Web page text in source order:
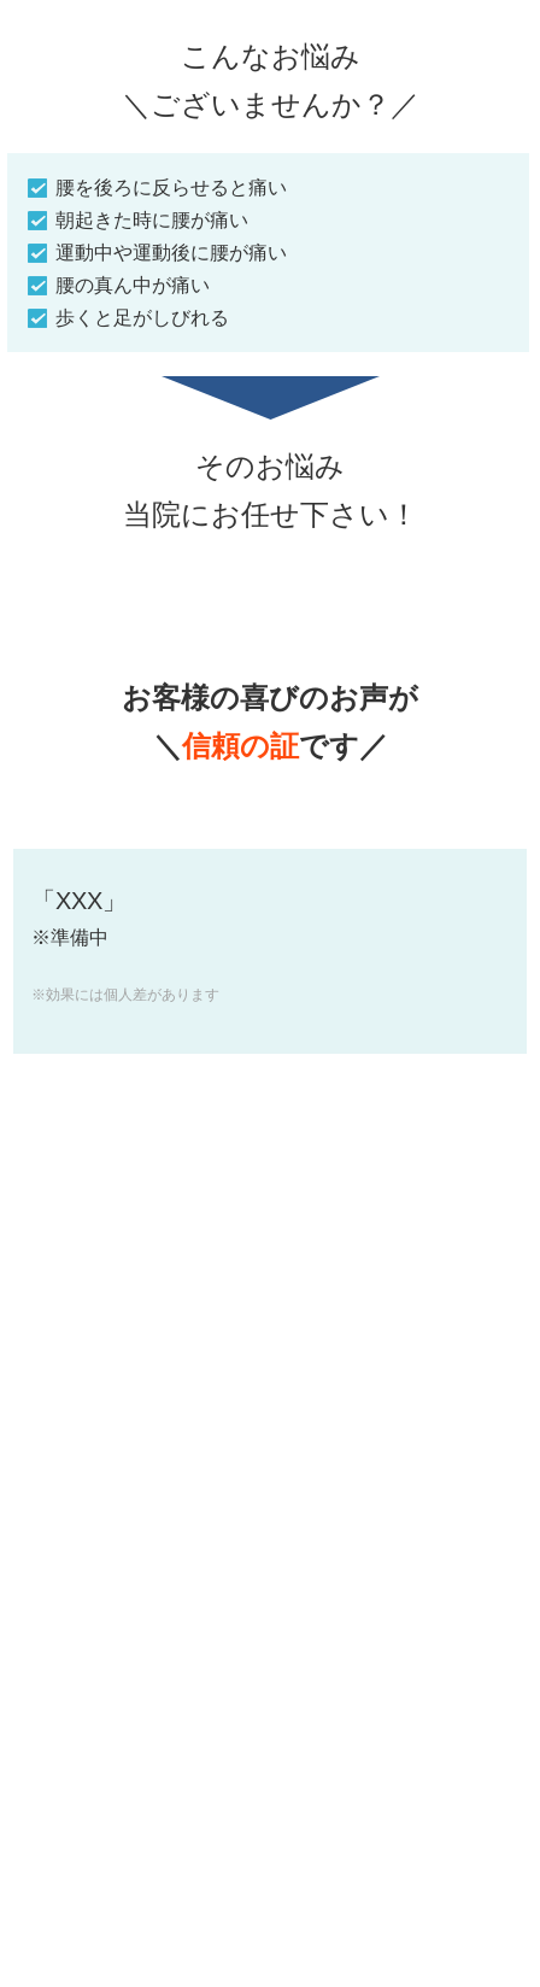
こんなお悩み
＼ございませんか？／
腰を後ろに反らせると痛い
朝起きた時に腰が痛い
運動中や運動後に腰が痛い
腰の真ん中が痛い
歩くと足がしびれる
そのお悩み
当院にお任せ下さい！
お客様の喜びのお声が
＼信頼の証です／
「XXX」
※準備中
※効果には個人差があります